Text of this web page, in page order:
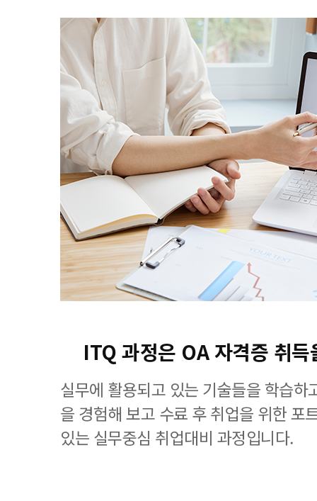
ITQ 과정은 OA 자격증 취
실무에 활용되고 있는 기술들을 학습하
을 경험해 보고 수료 후 취업을 위한 포
있는 실무중심 취업대비 과정입니다.